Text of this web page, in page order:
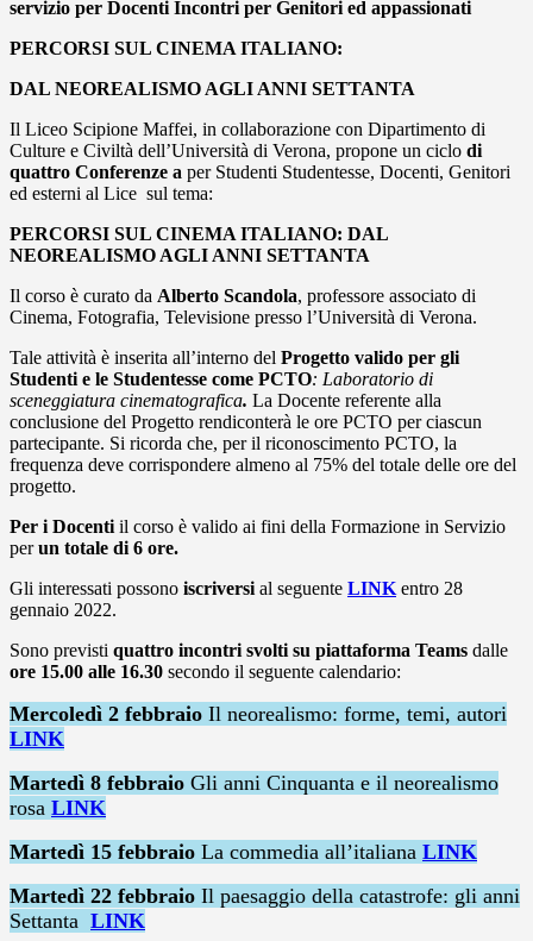
servizio per Docenti Incontri per Genitori ed appassionati
PERCORSI SUL CINEMA ITALIANO:
DAL NEOREALISMO AGLI ANNI SETTANTA
Il Liceo Scipione Maffei, in collaborazione con Dipartimento di
Culture e Civiltà dell’Università di Verona, propone un ciclo di
quattro Conferenze a per Studenti Studentesse, Docenti, Genitori
ed esterni al Lice sul tema:
PERCORSI SUL CINEMA ITALIANO: DAL
NEOREALISMO AGLI ANNI SETTANTA
Il corso è curato da Alberto Scandola, professore associato di
Cinema, Fotografia, Televisione presso l’Università di Verona.
Tale attività è inserita all’interno del Progetto valido per gli
Studenti e le Studentesse come PCTO: Laboratorio di
sceneggiatura cinematografica. La Docente referente alla
conclusione del Progetto rendiconterà le ore PCTO per ciascun
partecipante. Si ricorda che, per il riconoscimento PCTO, la
frequenza deve corrispondere almeno al 75% del totale delle ore del
progetto.
Per i Docenti il corso è valido ai fini della Formazione in Servizio
perun totale di 6 ore.
Gli interessati possono iscriversi al seguente LINK entro 28
gennaio 2022.
Sono previsti quattro incontri svolti su piattaforma Teams dalle
ore 15.00 alle 16.30 secondo il seguente calendario:
Mercoledì 2 febbraio Il neorealismo: forme, temi, autori
LINK
Martedì 8 febbraio Gli anni Cinquanta e il neorealismo
rosa LINK
Martedì 15 febbraio La commedia all’italiana LINK
Martedì 22 febbraio Il paesaggio della catastrofe: gli anni
Settanta LINK